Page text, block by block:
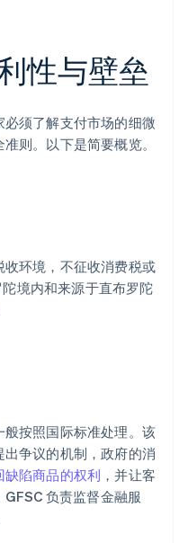
性与壁垒
须了解支付市场的细微
则。以下是简要概览。
环境，不征收消费税或
境内和来源于直布罗陀
般按照国际标准处理。该
争议的机制，政府的消
缺陷商品的权利 ，并让客
负责监督金融服